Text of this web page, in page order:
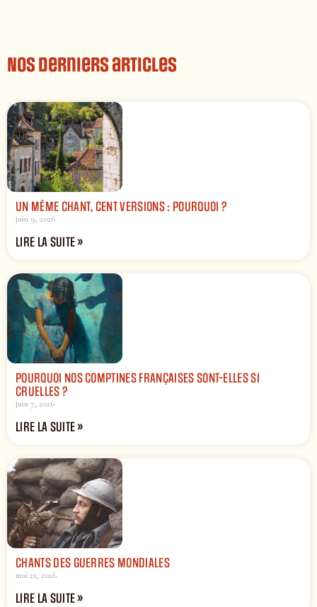
Nos derniers articles
UN MÊME CHANT, CENT VERSIONS : POURQUOI ?
juin 9, 2026
LIRE LA SUITE »
POURQUOI NOS COMPTINES FRANÇAISES SONT-ELLES SI
CRUELLES ?
juin 7, 2026
LIRE LA SUITE »
CHANTS DES GUERRES MONDIALES
mai 21, 2026
LIRE LA SUITE »